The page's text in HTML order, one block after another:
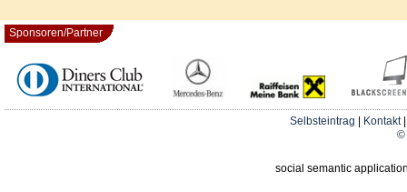
Sponsoren/Partner
Selbsteintrag Kontakt
©
social semantic